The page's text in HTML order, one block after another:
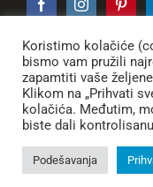
Koristimo kolačiće
bismo vam pružili
zapamtiti vaše
Klikom na „Prihvati
kolačića. Međutim,
biste dali
Podešavanja